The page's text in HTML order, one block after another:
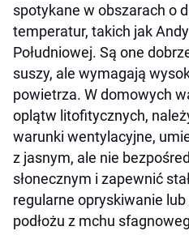
spotykane w obszarach o
temperatur, takich jak
Południowej. Są one
suszy, ale wymagają
powietrza. W domowych
oplątw litofitycznych,
warunki wentylacyjne,
z jasnym, ale nie
słonecznym i zapewnić
regularne opryskiwanie
podłożu z mchu